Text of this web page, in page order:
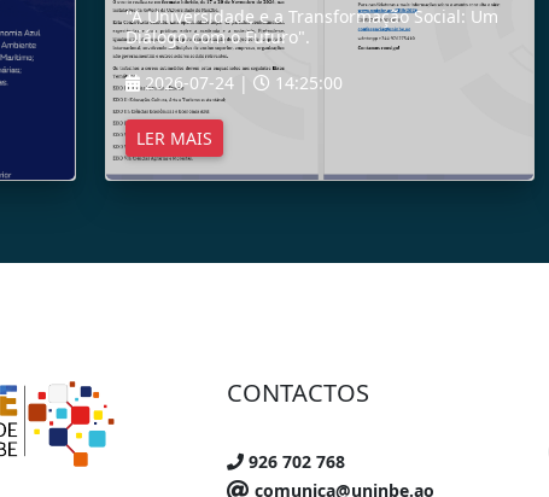
"A Universidade e a Transformação Social: Um
Diálogo com o Futuro".
2026-07-24 |
14:25:00
LER MAIS
CONTACTOS
926 702 768
comunica@uninbe.ao